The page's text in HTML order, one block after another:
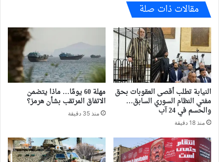
مقالات ذات صلة
النيابة تطلب أقصى العقوبات بحق
مفتي النظام السوري السابق…
والحسم في 24 آب
منذ 18 دقيقة
مهلة 60 يومًا… ماذا يتضمن
الاتفاق المرتقب بشأن هرمز؟
منذ 35 دقيقة